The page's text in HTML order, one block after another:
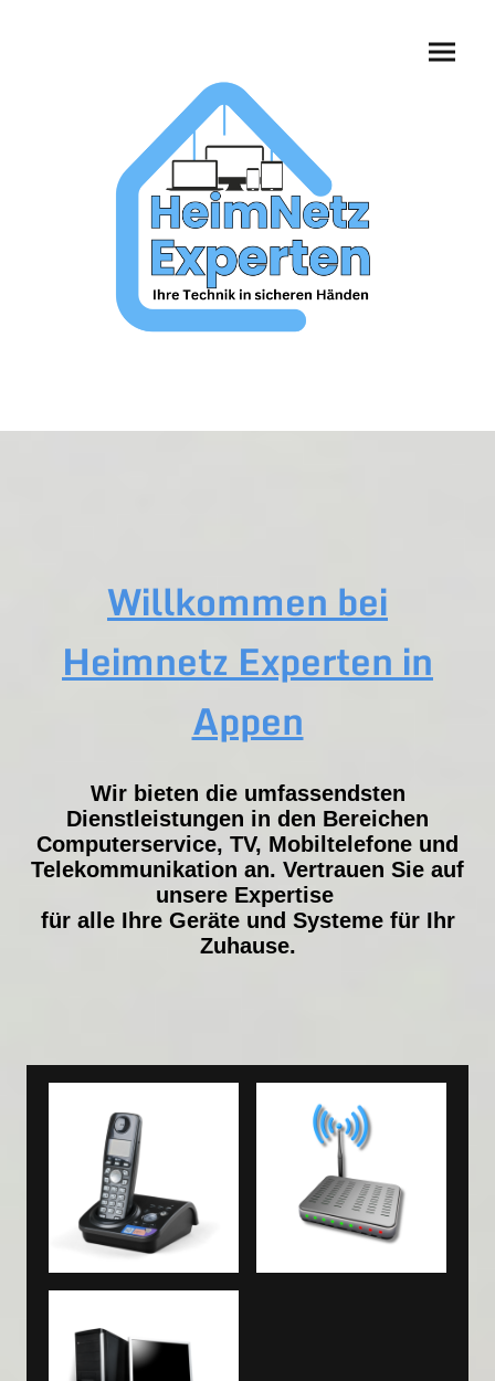
Willkommen bei
Heimnetz Experten in
Appen
Wir bieten die umfassendsten
Dienstleistungen in den Bereichen
Computerservice, TV, Mobiltelefone und
Telekommunikation an. Vertrauen Sie auf
unsere Expertise
für alle Ihre Geräte und Systeme für Ihr
Zuhause.